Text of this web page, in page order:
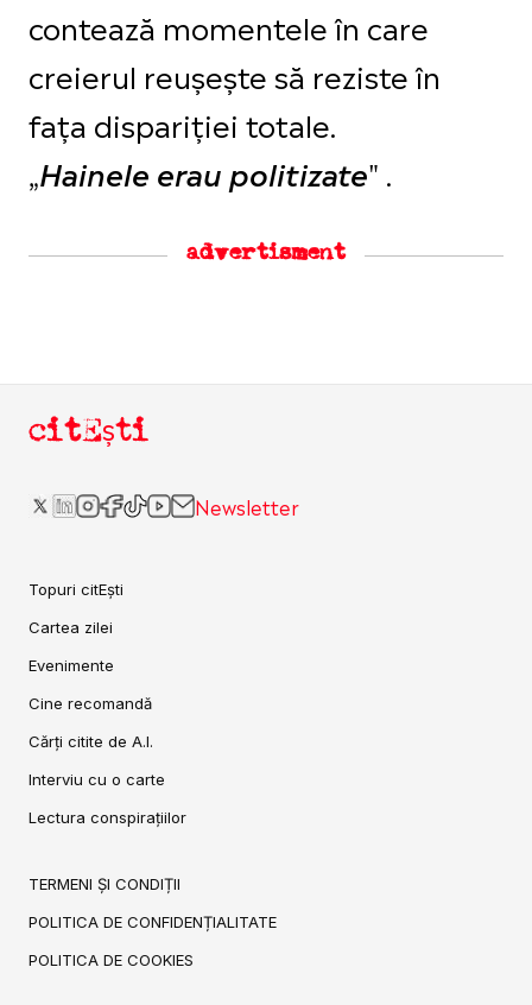
contează momentele în care
creierul reușește să reziste în
fața dispariției totale.
„Hainele erau politizate" .
advertisment
citEști
Newsletter
Topuri citEști
Cartea zilei
Evenimente
Cine recomandă
Cărți citite de A.I.
Interviu cu o carte
Lectura conspirațiilor
TERMENI ȘI CONDIȚII
POLITICA DE CONFIDENȚIALITATE
POLITICA DE COOKIES